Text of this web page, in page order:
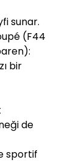
sunar.
(F44
bir
de
sportif